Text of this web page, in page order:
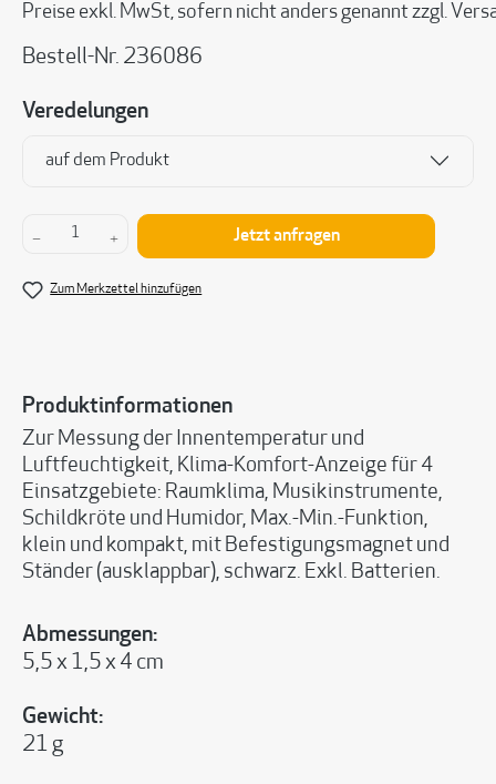
Preise exkl. MwSt, sofern nicht anders genannt zzgl.
Bestell-Nr. 236086
Veredelungen
auf dem Produkt
Produkt Anzahl: Gib den gewünschten Wert
Jetzt anfragen
Zum Merkzettel hinzufügen
Produktinformationen
Zur Messung der Innentemperatur und
Luftfeuchtigkeit, Klima-Komfort-Anzeige für 4
Einsatzgebiete: Raumklima, Musikinstrumente,
Schildkröte und Humidor, Max.-Min.-Funktion,
klein und kompakt, mit Befestigungsmagnet und
Ständer (ausklappbar), schwarz. Exkl. Batterien.
Abmessungen:
5,5 x 1,5 x 4 cm
Gewicht:
21 g